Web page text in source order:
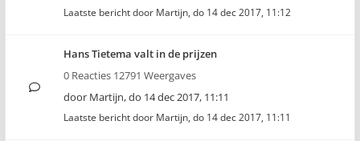
Laatste bericht door Martijn, do 14 dec 2017, 11:12
Hans Tietema valt in de prijzen
0 Reacties 12791 Weergaves
door Martijn,do 14 dec 2017, 11:11
Laatste bericht door Martijn, do 14 dec 2017, 11:11